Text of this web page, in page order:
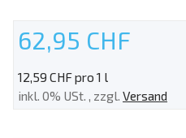
62,95 CHF
12,59 CHF pro 1 l
inkl. 0% USt. , zzgl. Versand